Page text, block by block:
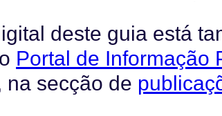
deste guia está
Portal de Informação
na secção de